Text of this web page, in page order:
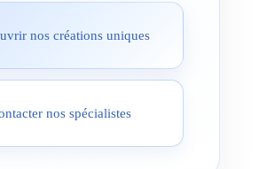
nos créations uniques
nos spécialistes